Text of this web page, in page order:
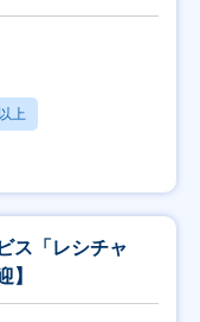
上
ス「レシチャ
】